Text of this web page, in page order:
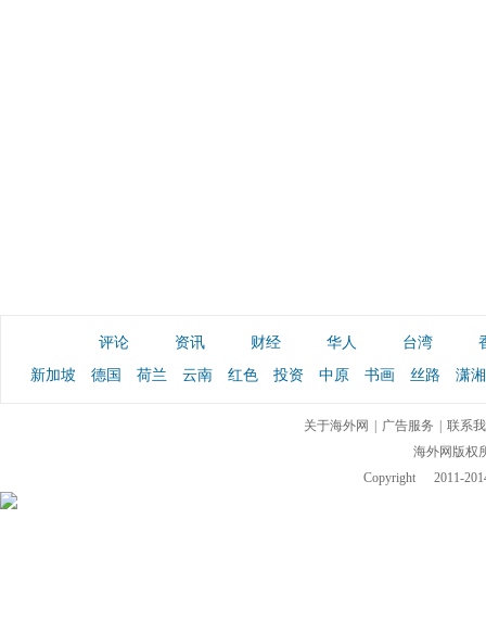
评论 资讯 财经 华人 台湾
新加坡
德国 荷兰 云南 红色 投资 中原 书画 丝路 潇湘
关于海外网 广告服务
联系
海外网版权
Copyright
2011-